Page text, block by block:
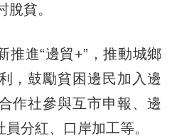
貧。
進“邊貿+”，推動城鄉
，鼓勵貧困邊民加入邊
作社參與互市申報、邊
分紅、口岸加工等。